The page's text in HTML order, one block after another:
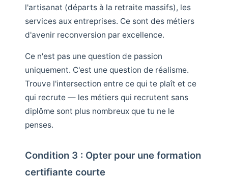
l'artisanat (départs à la retraite massifs), les
services aux entreprises. Ce sont des métiers
d'avenir reconversion par excellence.
Ce n'est pas une question de passion
uniquement. C'est une question de réalisme.
Trouve l'intersection entre ce qui te plaît et ce
qui recrute — les métiers qui recrutent sans
diplôme sont plus nombreux que tu ne le
penses.
Condition 3 : Opter pour une formation
certifiante courte